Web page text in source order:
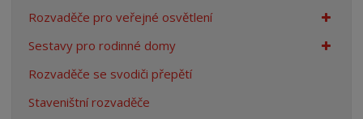
Rozvaděče pro veřejné osvětlení
Sestavy pro rodinné domy
Rozvaděče se svodiči přepětí
Staveništní rozvaděče